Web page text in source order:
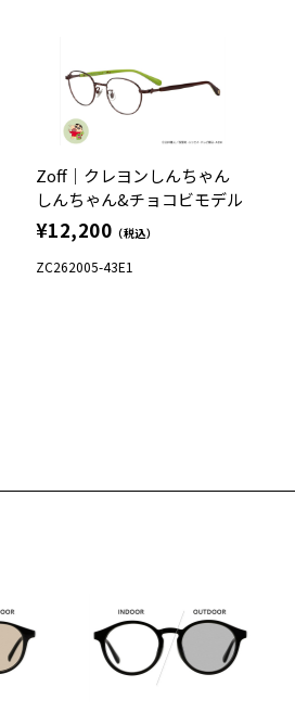
Zoff｜クレヨンしんちゃん
しんちゃん&チョコビモデル
¥12,200 （税込）
ZC262005-43E1